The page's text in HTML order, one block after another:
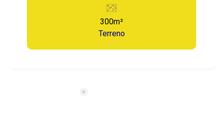
perfeito para construir sua residência ou seu
negócio! Está localizado em bairro tranquilo em
crescimento e Ascenção, com ótimo
deslocamento para a área central e rodovias!
e agende sua visita!
300m²
Terreno